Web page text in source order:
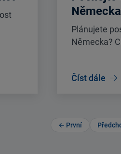
Plánujete
Německa?
Číst dále
← První